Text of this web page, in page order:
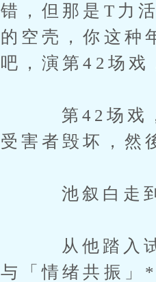
错，但那是T力
的空壳，你这种
吧，演第42场戏
第42场戏，李
受害者毁坏，然
池叙白走到正
从他踏入试镜
与「情绪共振」